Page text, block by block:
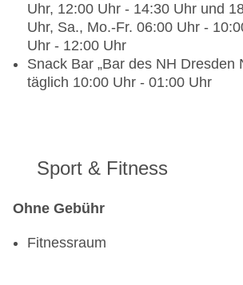
Uhr, 12:00 Uhr - 14:30 Uhr und
Uhr, Sa., Mo.-Fr. 06:00 Uhr -
Uhr - 12:00 Uhr
Snack Bar „Bar des NH Dresden
täglich 10:00 Uhr - 01:00 Uhr
Sport & Fitness
Ohne Gebühr
Fitnessraum